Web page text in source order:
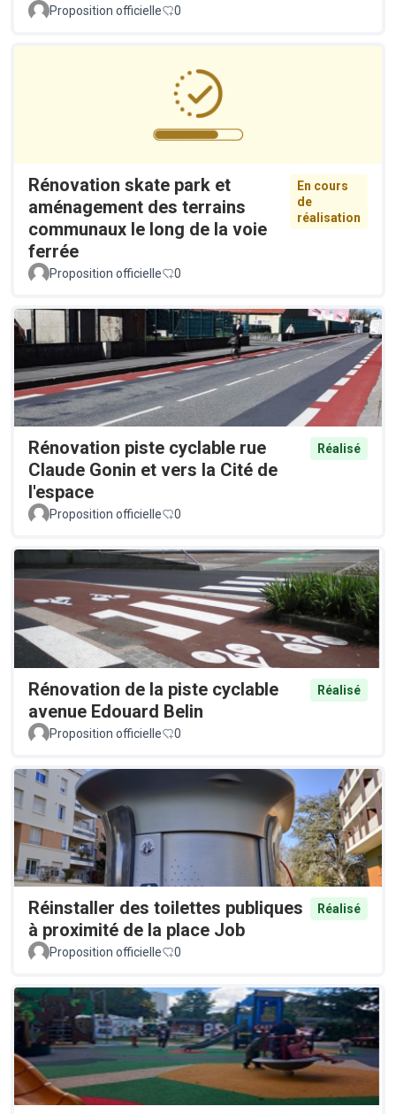
Proposition officielle
0
Rénovation skate park et
aménagement des terrains
communaux le long de la voie
ferrée
En cours
de
réalisation
Proposition officielle 0
Rénovation piste cyclable rue
Claude Gonin et vers la Cité de
l'espace
Réalisé
Proposition officielle 0
Rénovation de la piste cyclable
avenue Edouard Belin
Réalisé
Proposition officielle 0
Réinstaller des toilettes publiques
à proximité de la place Job
Réalisé
Proposition officielle 0